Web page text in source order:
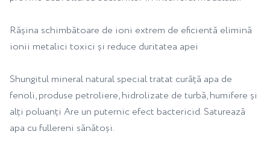
Rășina schimbătoare de ioni extrem de eficientă elimină
ionii metalici toxici și reduce duritatea apei
Shungitul mineral natural special tratat curăță apa de
fenoli, produse petroliere, hidrolizate de turbă, humifere și
alți poluanți Are un puternic efect bactericid. Saturează
apa cu fullereni sănătoși.